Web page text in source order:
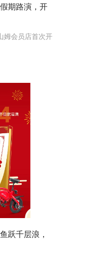
期路演，开
姆会员店首次开
跃千层浪，